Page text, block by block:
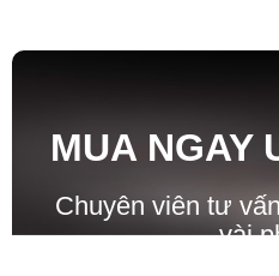
MUA NGAY
Chuyên viên tư
vài